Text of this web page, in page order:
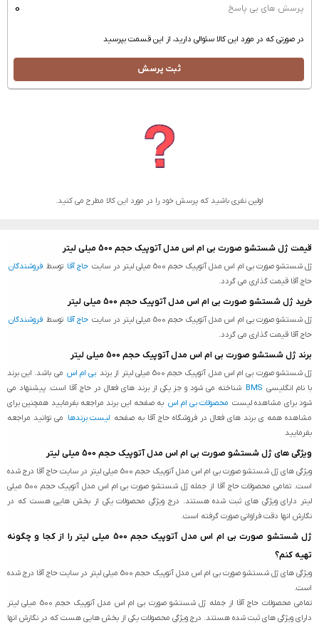
پرسش های بی پاسخ 0
در صورتی که در مورد این کالا سئوالی دارید، از این قسمت بپرسید
ثبت پرسش
اولین نفری باشید که پرسش خود را در مورد این کالا مطرح می کنید.
قیمت ژل شستشو صورت بی ام اس مدل آتوپیک حجم 500 میلی لیتر
ژل شستشو صورت بی ام اس مدل آتوپیک حجم 500 میلی لیتر در سایت حاج آقا توسط فروشندگان
حاج آقا قیمت گذاری می گردد.
خرید ژل شستشو صورت بی ام اس مدل آتوپیک حجم 500 میلی لیتر
ژل شستشو صورت بی ام اس مدل آتوپیک حجم 500 میلی لیتر در سایت حاج آقا توسط فروشندگان
حاج آقا قیمت گذاری می گردد.
برند ژل شستشو صورت بی ام اس مدل آتوپیک حجم 500 میلی لیتر
ژل شستشو صورت بی ام اس مدل آتوپیک حجم 500 میلی لیتر از برند بی ام اس می باشد. این برند
با نام انگلیسی BMS شناخته می شود و جز یکی از برند های فعال در حاج آقا است. پیشنهاد می
شود برای مشاهده لیست محصولات بی ام اس به صفحه این برند مراجعه بفرمایید همچنین برای
مشاهده همه ی برند های فعال در فروشگاه حاج آقا به صفحه لیست برندها می توانید مراجعه
بفرمایید
ویژگی های ژل شستشو صورت بی ام اس مدل آتوپیک حجم 500 میلی لیتر
ویژگی های ژل شستشو صورت بی ام اس مدل آتوپیک حجم 500 میلی لیتر در سایت حاج آقا درج شده
است. تمامی محصولات حاج آقا از جمله ژل شستشو صورت بی ام اس مدل آتوپیک حجم 500 میلی
لیتر دارای ویژگی های ثبت شده هستند. درج ویژگی محصولات یکی از بخش هایی هست که در
نگارش انها دقت فراوانی صورت گرفته است.
ژل شستشو صورت بی ام اس مدل آتوپیک حجم 500 میلی لیتر را از کجا و چگونه
تهیه کنم؟
ویژگی های ژل شستشو صورت بی ام اس مدل آتوپیک حجم 500 میلی لیتر در سایت حاج آقا درج شده
است.
تمامی محصولات حاج آقا از جمله ژل شستشو صورت بی ام اس مدل آتوپیک حجم 500 میلی لیتر
دارای ویژگی های ثبت شده هستند. درج ویژگی محصولات یکی از بخش هایی هست که در نگارش انها